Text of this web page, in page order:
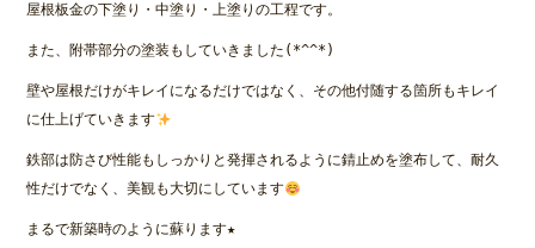
屋根板金の下塗り・中塗り・上塗りの工程です。
また、附帯部分の塗装もしていきました(*^^*)
壁や屋根だけがキレイになるだけではなく、その他付随する箇所もキレイ
に仕上げていきます
鉄部は防さび性能もしっかりと発揮されるように錆止めを塗布して、耐久
性だけでなく、美観も大切にしています
まるで新築時のように蘇ります★